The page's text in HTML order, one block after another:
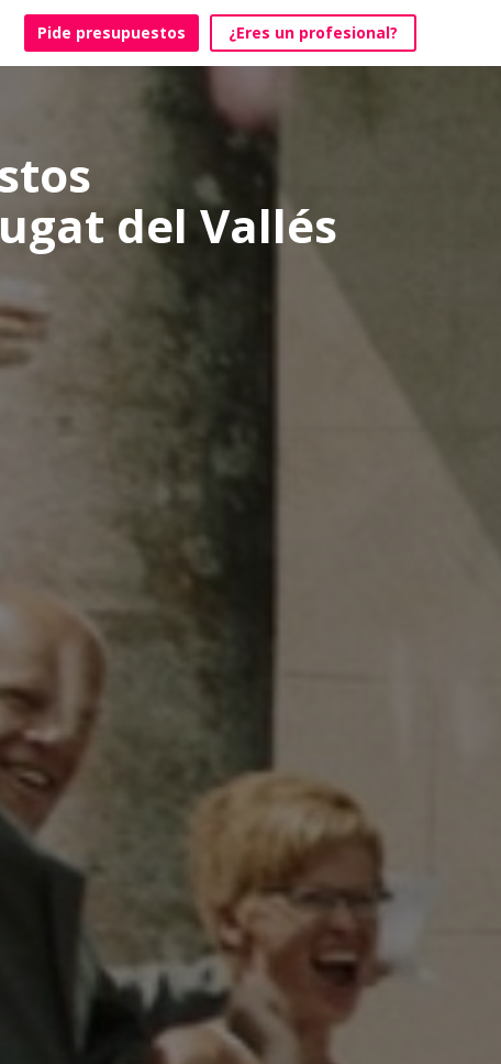
Pide presupuestos ¿Eres un profesional?
del Vallés